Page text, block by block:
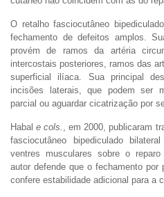
O retalho fasciocutâneo
fechamento de defeitos amplos.
provém de ramos da artéria
intercostais posteriores, ramos das
superficial ilíaca. Sua principal
incisões laterais, que podem ser
parcial ou aguardar cicatrização por
Habale cols.
, em 2000, publicaram
fasciocutâneo bipediculado
ventres musculares sobre o
autor defende que o fechamento por
confere estabilidade adicional para a